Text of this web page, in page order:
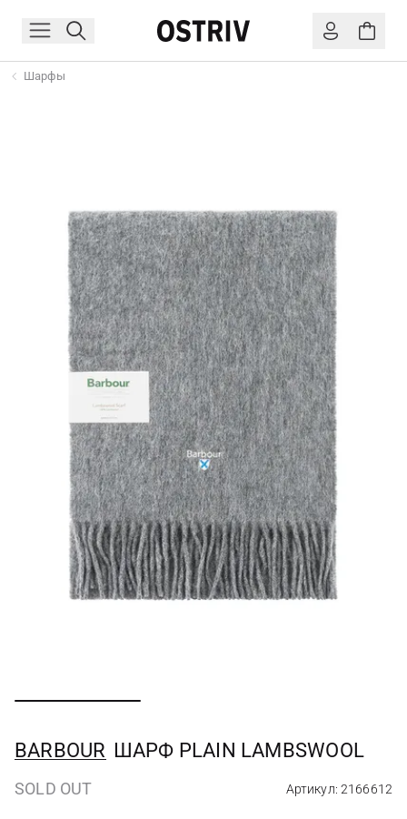
Шарфы
BARBOUR ШАРФ PLAIN LAMBSWOOL
SOLD OUT Артикул: 2166612